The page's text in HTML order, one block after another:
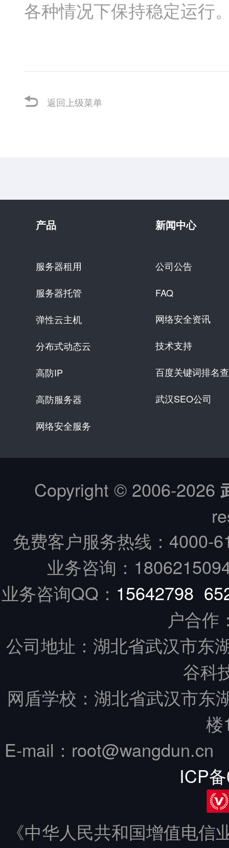
各种情况下保持稳定运行
返回上级菜单
产品
服务器租用
服务器托管
弹性云主机
分布式动态云
高防IP
高防服务器
网络安全服务
新闻中心
公司公告
FAQ
网络安全资讯
技术支持
百度关键词排名
武汉SEO公司
Copyright © 2006-2026
免费客户服务热线： 4000-
业务咨询：
业务咨询QQ： 15642798
户合作
公司地址：湖北省武汉市东
谷科
网盾学校：湖北省武汉市东
楼
E-mail：
ICP
《中华人民共和国增值电